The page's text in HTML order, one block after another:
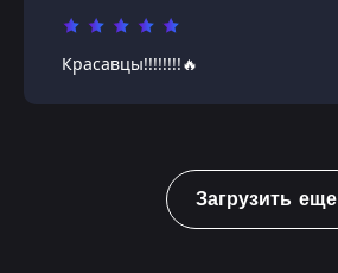
Красавцы!!!!!!!!🔥
Загрузить еще